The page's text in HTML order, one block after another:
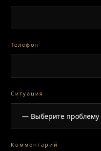
Телефон
Ситуация
Комментарий